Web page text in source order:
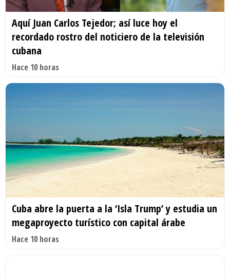
Aquí Juan Carlos Tejedor; así luce hoy el
recordado rostro del noticiero de la televisión
cubana
Hace 10 horas
Cuba abre la puerta a la ‘Isla Trump’ y estudia un
megaproyecto turístico con capital árabe
Hace 10 horas